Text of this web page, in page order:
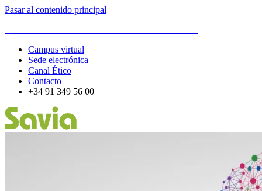
Pasar al contenido principal
Campus virtual
Sede electrónica
Canal Ético
Contacto
+34 91 349 56 00